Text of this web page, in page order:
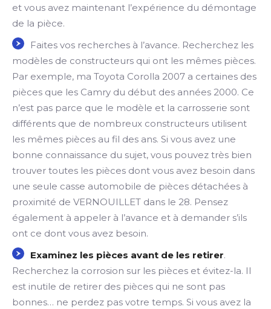
et vous avez maintenant l’expérience du démontage
de la pièce.
Faites vos recherches à l’avance. Recherchez les
modèles de constructeurs qui ont les mêmes pièces.
Par exemple, ma Toyota Corolla 2007 a certaines des
pièces que les Camry du début des années 2000. Ce
n’est pas parce que le modèle et la carrosserie sont
différents que de nombreux constructeurs utilisent
les mêmes pièces au fil des ans. Si vous avez une
bonne connaissance du sujet, vous pouvez très bien
trouver toutes les pièces dont vous avez besoin dans
une seule casse automobile de pièces détachées à
proximité de VERNOUILLET dans le 28. Pensez
également à appeler à l’avance et à demander s’ils
ont ce dont vous avez besoin.
Examinez les pièces avant de les retirer.
Recherchez la corrosion sur les pièces et évitez-la. Il
est inutile de retirer des pièces qui ne sont pas
bonnes… ne perdez pas votre temps. Si vous avez la